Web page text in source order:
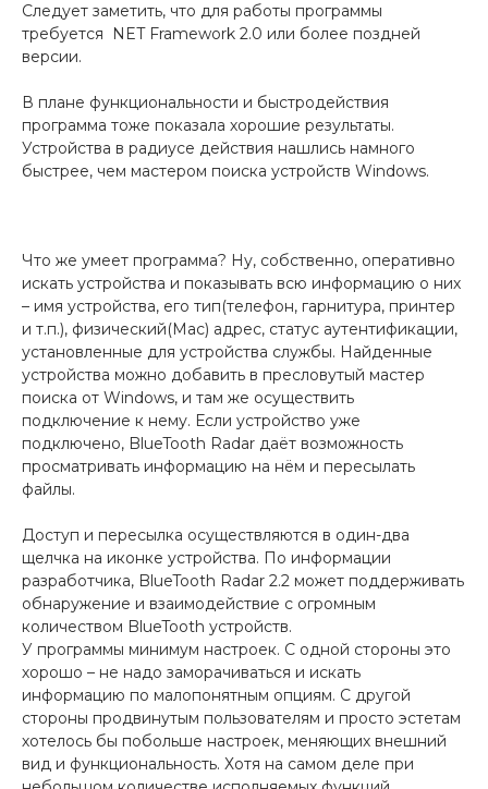
Следует заметить, что для работы программы
требуется NET Framework 2.0 или более поздней
версии.
В плане функциональности и быстродействия
программа тоже показала хорошие результаты.
Устройства в радиусе действия нашлись намного
быстрее, чем мастером поиска устройств Windows.
Что же умеет программа? Ну, собственно, оперативно
искать устройства и показывать всю информацию о них
– имя устройства, его тип(телефон, гарнитура, принтер
и т.п.), физический(Mac) адрес, статус аутентификации,
установленные для устройства службы. Найденные
устройства можно добавить в пресловутый мастер
поиска от Windows, и там же осуществить
подключение к нему. Если устройство уже
подключено, BlueTooth Radar даёт возможность
просматривать информацию на нём и пересылать
файлы.
Доступ и пересылка осуществляются в один-два
щелчка на иконке устройства. По информации
разработчика, BlueTooth Radar 2.2 может поддерживать
обнаружение и взаимодействие с огромным
количеством BlueTooth устройств.
У программы минимум настроек. С одной стороны это
хорошо – не надо заморачиваться и искать
информацию по малопонятным опциям. С другой
стороны продвинутым пользователям и просто эстетам
хотелось бы побольше настроек, меняющих внешний
вид и функциональность. Хотя на самом деле при